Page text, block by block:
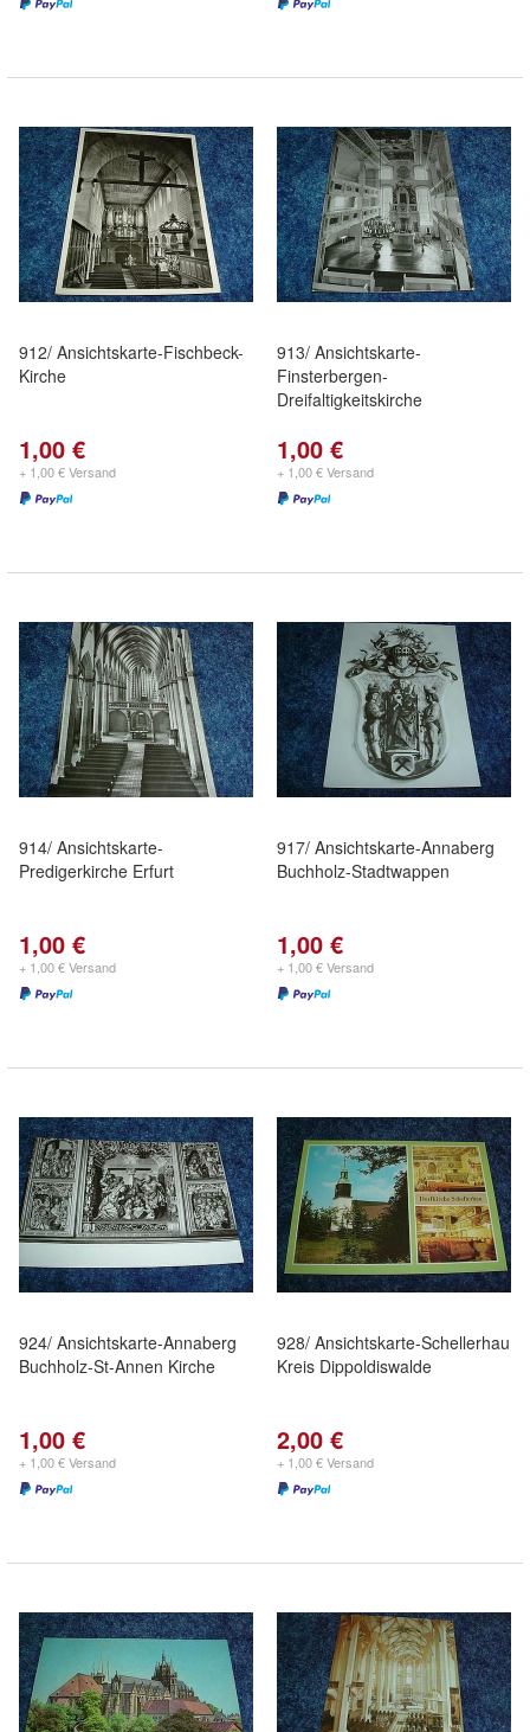
912/ Ansichtskarte-Fischbeck-
Kirche
1,00 €
+ 1,00 € Versand
913/ Ansichtskarte-
Finsterbergen-
Dreifaltigkeitskirche
1,00 €
+ 1,00 € Versand
914/ Ansichtskarte-
Predigerkirche Erfurt
1,00 €
+ 1,00 € Versand
917/ Ansichtskarte-Annaberg
Buchholz-Stadtwappen
1,00 €
+ 1,00 € Versand
924/ Ansichtskarte-Annaberg
Buchholz-St-Annen Kirche
1,00 €
+ 1,00 € Versand
928/ Ansichtskarte-Schellerhau
Kreis Dippoldiswalde
2,00 €
+ 1,00 € Versand